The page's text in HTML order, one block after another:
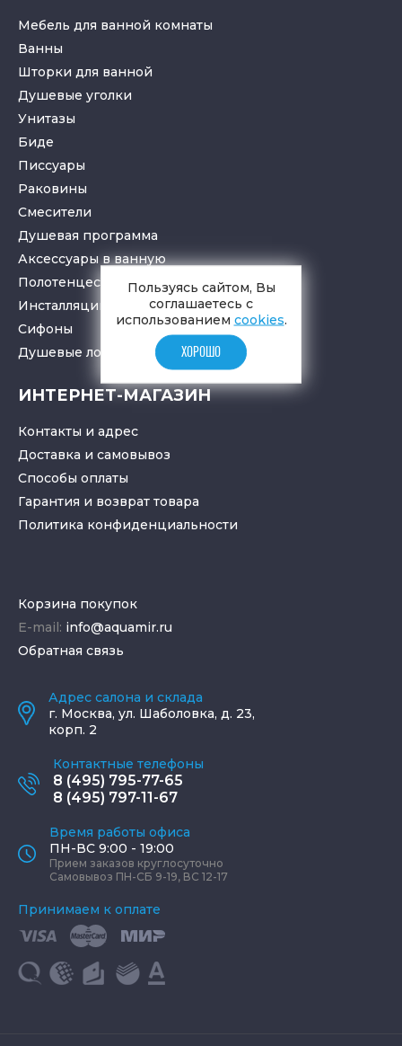
Мебель для ванной комнаты
Ванны
Шторки для ванной
Душевые уголки
Унитазы
Биде
Писсуары
Раковины
Смесители
Душевая программа
Аксессуары в ванную
Полотенцесушители
Инсталляции для санузлов
Cифоны
Душевые лотки
трапы
ИНТЕРНЕТ-МАГАЗИН
Контакты и адрес
Доставка и самовывоз
Способы оплаты
Гарантия и возврат товара
Политика конфиденциальности
Корзина покупок
E-mail: info@aquamir.ru
Обратная связь
Адрес салона и склада
г. Москва, ул. Шаболовка, д. 23,
корп. 2
Контактные телефоны
8 (495) 795-77-65
8 (495) 797-11-67
Время работы офиса
ПН-ВС 9:00 - 19:00
Прием заказов круглосуточно
Самовывоз ПН-СБ 9-19, ВС 12-17
Принимаем к оплате
Пользуясь сайтом, Вы
соглашаетесь с
использованием cookies.
ХОРОШО